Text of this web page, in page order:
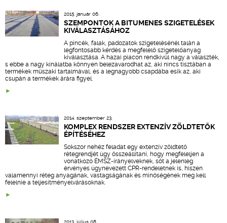
2015. január 06.
SZEMPONTOK A BITUMENES SZIGETELÉSEK
KIVÁLASZTÁSÁHOZ
A pincék, falak, padozatok szigetelésénél talán a
legfontosabb kérdés a megfelelő szigetelőanyag
kiválasztása. A hazai piacon rendkívül nagy a választék,
s ebbe a nagy kínálatba könnyen belezavarodhat az, aki nincs tisztában a
termékek műszaki tartalmával, és a legnagyobb csapdába esik az, aki
csupán a termékek árára figyel.
2014. szeptember 23.
KOMPLEX RENDSZER EXTENZÍV ZÖLDTETŐK
ÉPÍTÉSÉHEZ
Sokszor nehéz feladat egy extenzív zöldtető
rétegrendjét úgy összeállítani, hogy megfeleljen a
vonatkozó ÉMSZ-irányelveknek, sőt a jelenleg
érvényes úgynevezett CPR-rendeletnek is, hiszen
valamennyi réteg anyagának, vastagságának és minőségének meg kell
felelnie a teljesítményelvárásoknak.
2013. július 08.